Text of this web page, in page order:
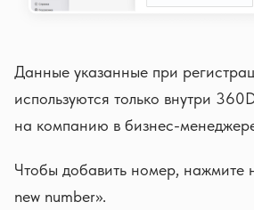
Данные указанные при
используются только внутри
на компанию в бизнес-
Чтобы добавить номер, нажмите
new number».